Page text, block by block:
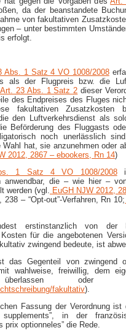
da der beanstandete
von fakultativen
– unter bestimmten
erfolgt.
Abs. 1 Satz 4 VO 1008/2008
als der Flugpreis bzw. die
Art. 23 Abs. 1 Satz 2 dieser
des Endpreises des Fluges
fakultativen Zusatzkosten
den Luftverkehrsdienst als
Beförderung des Fluggasts
noch unerlässlich
Wahl hat, sie anzunehmen oder
2012, 2867 – ebookers, Rn 14)
1 Satz 4 VO 1008/2008
anwendbar, die – wie hier –
werden (vgl.
EuGH NJW 2012,
– “Opt-​out”-​Verfahren, Rn 10;
erstinstanzlich von der
für die angebotenen
zwingend bedeute, ist
das Gegenteil von zwingend
wahlweise, freiwillig, dem
überlassen oder
fakultativ).
Fassung der Verordnung ist
supplements”, in der
prix optionneles” die Rede.